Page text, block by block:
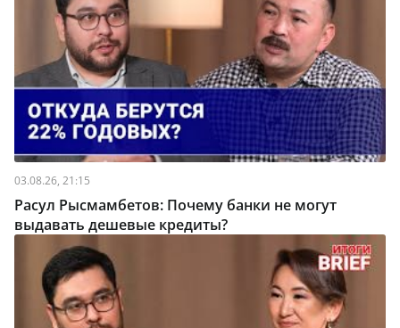
03.08.26, 21:15
Расул Рысмамбетов: Почему банки не могут
выдавать дешевые кредиты?